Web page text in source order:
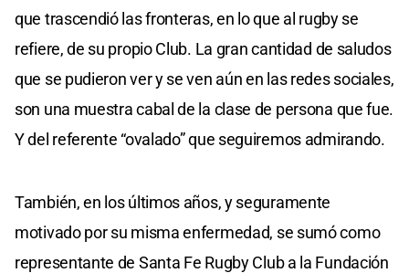
que trascendió las fronteras, en lo que al rugby se
refiere, de su propio Club. La gran cantidad de saludos
que se pudieron ver y se ven aún en las redes sociales,
son una muestra cabal de la clase de persona que fue.
Y del referente “ovalado” que seguiremos admirando.
También, en los últimos años, y seguramente
motivado por su misma enfermedad, se sumó como
representante de Santa Fe Rugby Club a la Fundación